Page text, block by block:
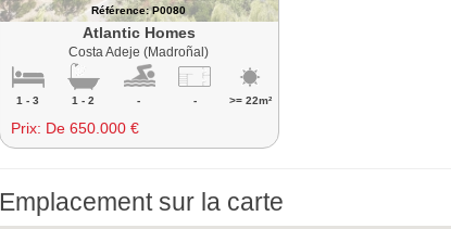
Référence: P0080
Atlantic Homes
Costa Adeje (Madroñal)
1 - 3 1 - 2 - - >= 22m²
Prix: De 650.000 €
Emplacement sur la carte